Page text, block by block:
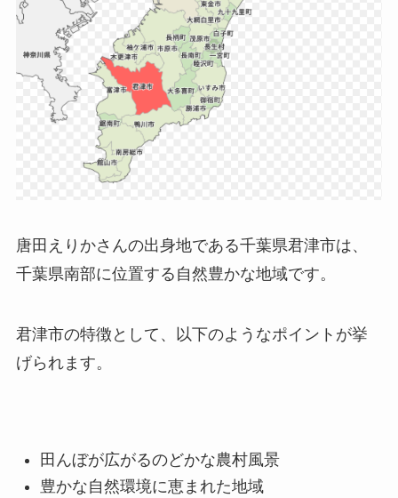
唐田えりかさんの出身地である千葉県君津市は、
千葉県南部に位置する自然豊かな地域です。
君津市の特徴として、以下のようなポイントが挙
げられます。
田んぼが広がるのどかな農村風景
豊かな自然環境に恵まれた地域